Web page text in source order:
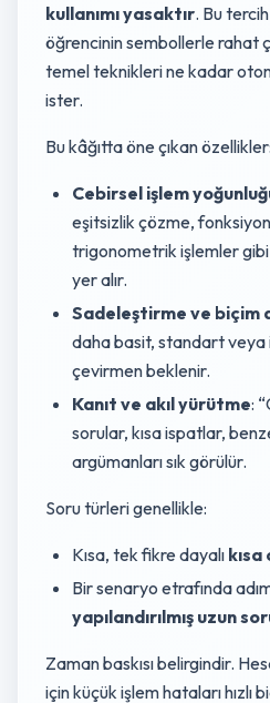
kullanımı yasaktır. Bu
öğrencinin sembollerle rahat
temel teknikleri ne kadar
ister.
Bu kâğıtta öne çıkan özellikler:
Cebirsel işlem
eşitsizlik çözme,
trigonometrik işlemler gibi
yer alır.
Sadeleştirme ve biçim
daha basit, standart
çevirmen beklenir.
Kanıt ve akıl yürütme:
sorular, kısa ispatlar,
argümanları sık görülür.
Soru türleri genellikle:
Kısa, tek fikre dayalı
Bir senaryo etrafında
yapılandırılmış uzun
Zaman baskısı belirgindir.
için küçük işlem hataları hızlı